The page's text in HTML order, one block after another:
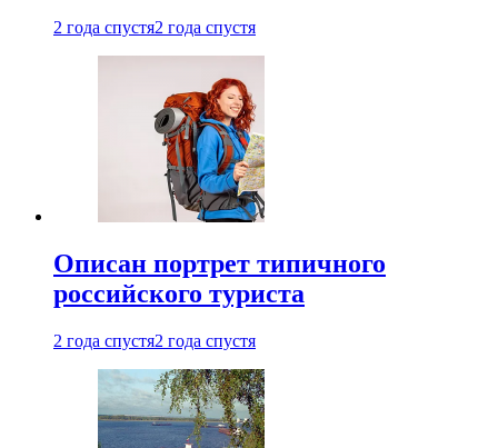
2 года спустя2 года спустя
Описан портрет типичного
российского туриста
2 года спустя2 года спустя